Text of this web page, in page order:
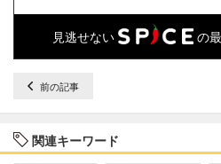
見逃せない の
前の記事
関連キーワード